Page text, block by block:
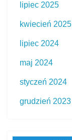
lipiec 2025
kwiecień 2025
lipiec 2024
maj 2024
styczeń 2024
grudzień 2023